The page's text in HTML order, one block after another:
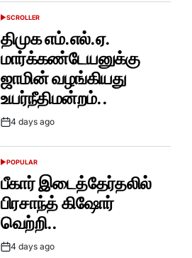
POSTED
SCROLLER
திமுக எம்.எல்.ஏ.
மார்க்கண்டேயனுக்கு
ஜாமின் வழங்கியது
உயர்நீதிமன்றம்..
Post4 days ago
POSTED
POPULAR
பீகார் இடைத்தேர்தலில்
பிரசாந்த் கிஷோர்
வெற்றி..
Post4 days ago